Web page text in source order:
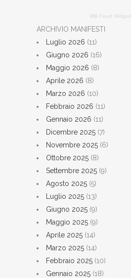
RSS Feed Widget
ARCHIVIO MANIFESTI
Luglio 2026 (11)
Giugno 2026 (16)
Maggio 2026 (8)
Aprile 2026 (8)
Marzo 2026 (10)
Febbraio 2026 (11)
Gennaio 2026 (11)
Dicembre 2025 (7)
Novembre 2025 (6)
Ottobre 2025 (8)
Settembre 2025 (9)
Agosto 2025 (5)
Luglio 2025 (13)
Giugno 2025 (9)
Maggio 2025 (9)
Aprile 2025 (14)
Marzo 2025 (14)
Febbraio 2025 (10)
Gennaio 2025 (18)